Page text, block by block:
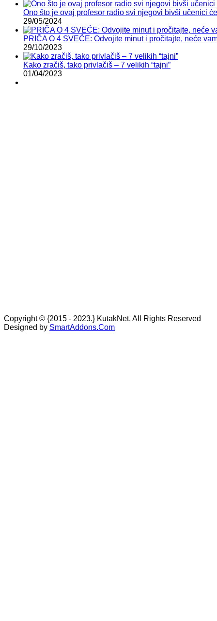
Ono što je ovaj profesor radio svi njegovi bivši učenici
29/05/2024
PRIČA O 4 SVEĆE: Odvojite minut i pročitajte, neće
29/10/2023
Kako zračiš, tako privlačiš – 7 velikih “tajni”
01/04/2023
Copyright © {2015 - 2023.} KutakNet. All Rights Reserved
Designed by SmartAddons.Com